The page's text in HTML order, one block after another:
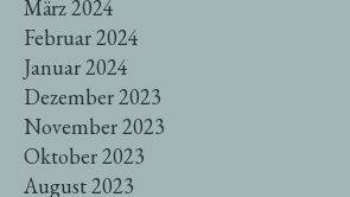
März 2024
Februar 2024
Januar 2024
Dezember 2023
November 2023
Oktober 2023
August 2023